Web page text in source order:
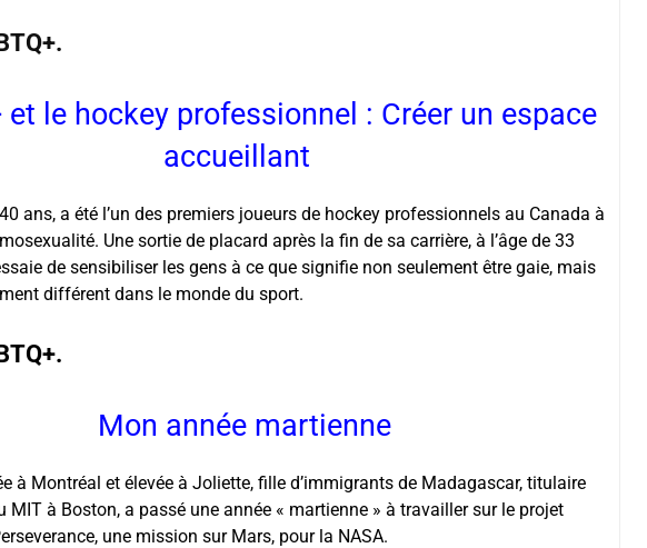
et le hockey professionnel : Créer un espace
accueillant
ans, a été l’un des premiers joueurs de hockey professionnels au Canada à
Une sortie de placard après la fin de sa carrière, à l’âge de 33
de sensibiliser les gens à ce que signifie non seulement être gaie, mais
différent dans le monde du sport.
Mon année martienne
à Montréal et élevée à Joliette, fille d’immigrants de Madagascar, titulaire
MIT à Boston, a passé une année « martienne » à travailler sur le projet
une mission sur Mars, pour la NASA.